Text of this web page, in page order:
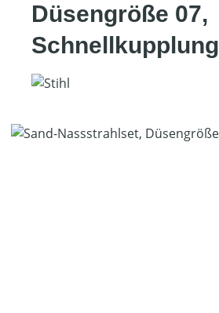
Düsengröße 07,
Schnellkupplung
Bildergalerie überspringen